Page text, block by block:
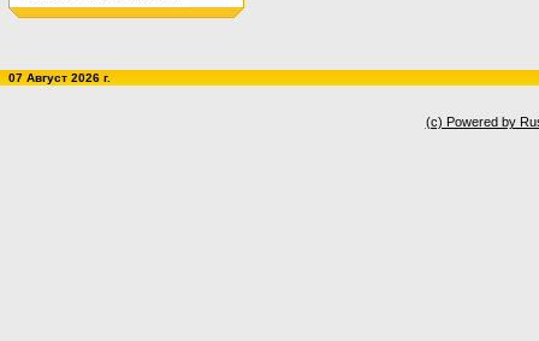
07 Август 2026 г.
(c) Powered by